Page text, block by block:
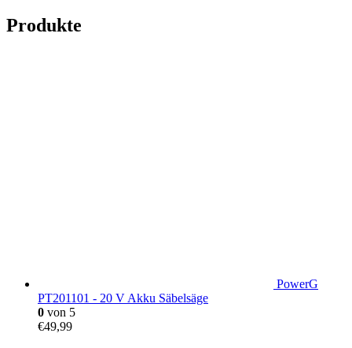
Produkte
PowerG
PT201101 - 20 V Akku Säbelsäge
0 von 5
€49,99